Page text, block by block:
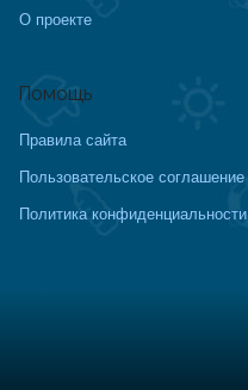
О проекте
Помощь
Правила сайта
Пользовательское соглашение
Политика конфиденциальности